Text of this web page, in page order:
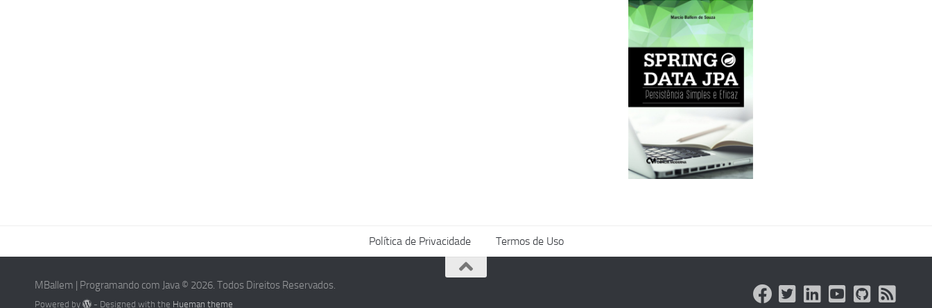
Política de Privacidade Termos de Uso
MBallem | Programando com Java © 2026. Todos Direitos Reservados.
Powered by - Designed with the Hueman theme